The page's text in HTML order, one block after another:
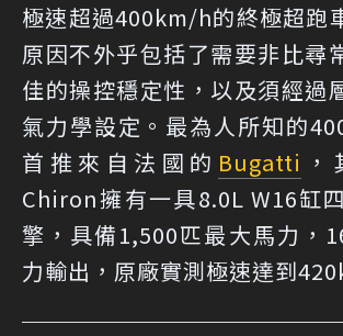
極速超過400km/h的終極超跑
原因不外乎包括了需要非比尋
佳的操控穩定性，以及須經過
氣力學設定。最為人所知的
首推來自法國的 Bugatti
Chiron擁有一具8.0L W16缸
擎，具備1,500匹最大馬力，
力輸出，原廠實測極速達到